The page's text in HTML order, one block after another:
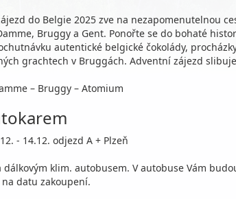
do Belgie 2025 zve na nezapomenutelnou
Bruggy a Gent. Ponořte se do bohaté
autentické belgické čokolády,
grachtech v Bruggách. Adventní zájezd
– Bruggy – Atomium
- 14.12. odjezd A + Plzeň
dálkovým klim. autobusem. V autobuse Vám
datu zakoupení.